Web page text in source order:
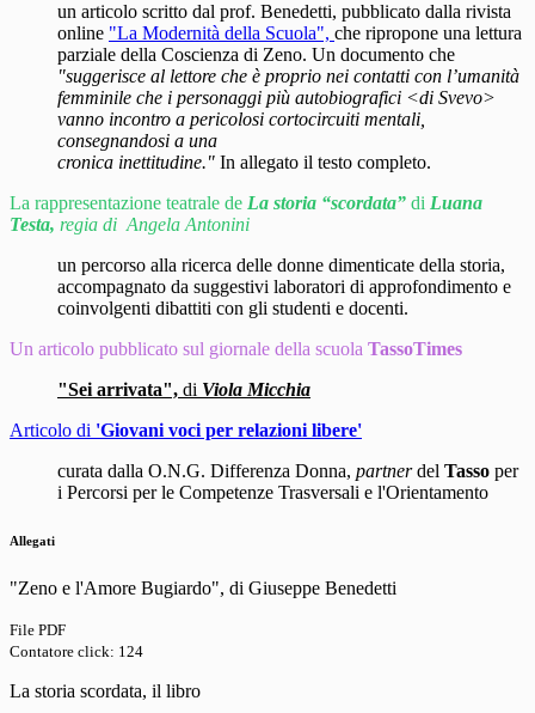
un articolo scritto dal prof. Benedetti, pubblicato dalla rivista
online "La Modernità della Scuola", che ripropone una lettura
parziale della Coscienza di Zeno. Un documento che
"suggerisce al lettore che è proprio nei contatti con l’umanità
femminile che i personaggi più autobiografici <di Svevo>
vanno incontro a pericolosi cortocircuiti mentali,
consegnandosi a una
cronica inettitudine." In allegato il testo completo.
La rappresentazione teatrale de La storia “scordata” di Luana
Testa, regia di Angela Antonini
un percorso alla ricerca delle donne dimenticate della storia,
accompagnato da suggestivi laboratori di approfondimento e
coinvolgenti dibattiti con gli studenti e docenti.
Un articolo pubblicato sul giornale della scuola TassoTimes
"Sei arrivata", di Viola Micchia
Articolo di 'Giovani voci per relazioni libere'
curata dalla O.N.G. Differenza Donna, partnerdel Tasso per
i Percorsi per le Competenze Trasversali e l'Orientamento
Allegati
"Zeno e l'Amore Bugiardo", di Giuseppe Benedetti
File PDF
Contatore click: 124
La storia scordata, il libro